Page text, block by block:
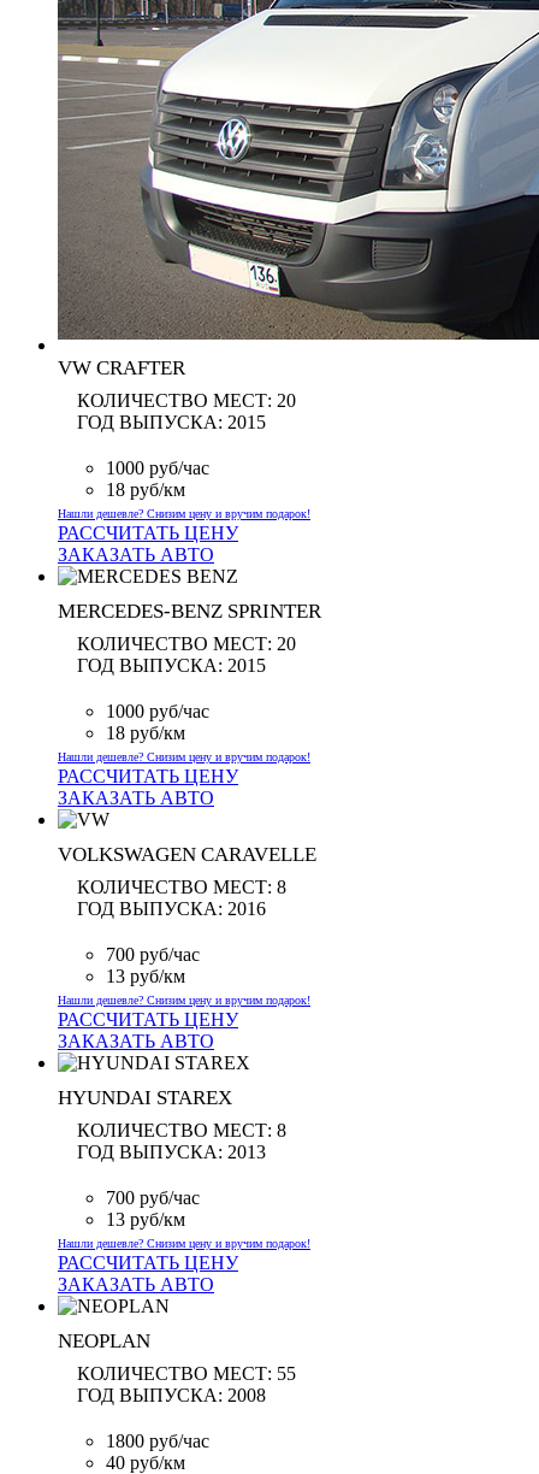
VW CRAFTER
КОЛИЧЕСТВО МЕСТ: 20
ГОД ВЫПУСКА: 2015
1000 руб/час
18 руб/км
Нашли дешевле? Снизим цену и вручим подарок!
РАССЧИТАТЬ ЦЕНУ
ЗАКАЗАТЬ АВТО
MERCEDES-BENZ SPRINTER
КОЛИЧЕСТВО МЕСТ: 20
ГОД ВЫПУСКА: 2015
1000 руб/час
18 руб/км
Нашли дешевле? Снизим цену и вручим подарок!
РАССЧИТАТЬ ЦЕНУ
ЗАКАЗАТЬ АВТО
VOLKSWAGEN CARAVELLE
КОЛИЧЕСТВО МЕСТ: 8
ГОД ВЫПУСКА: 2016
700 руб/час
13 руб/км
Нашли дешевле? Снизим цену и вручим подарок!
РАССЧИТАТЬ ЦЕНУ
ЗАКАЗАТЬ АВТО
HYUNDAI STAREX
КОЛИЧЕСТВО МЕСТ: 8
ГОД ВЫПУСКА: 2013
700 руб/час
13 руб/км
Нашли дешевле? Снизим цену и вручим подарок!
РАССЧИТАТЬ ЦЕНУ
ЗАКАЗАТЬ АВТО
NEOPLAN
КОЛИЧЕСТВО МЕСТ: 55
ГОД ВЫПУСКА: 2008
1800 руб/час
40 руб/км